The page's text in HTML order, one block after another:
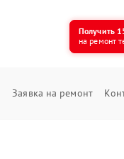
Получить
на ремонт
Заявка на ремонт